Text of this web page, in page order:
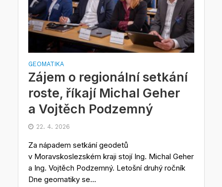
GEOMATIKA
Zájem o regionální setkání
roste, říkají Michal Geher
a Vojtěch Podzemný
22. 4. 2026
Za nápadem setkání geodetů
v Moravskoslezském kraji stojí Ing. Michal Geher
a Ing. Vojtěch Podzemný. Letošní druhý ročník
Dne geomatiky se...